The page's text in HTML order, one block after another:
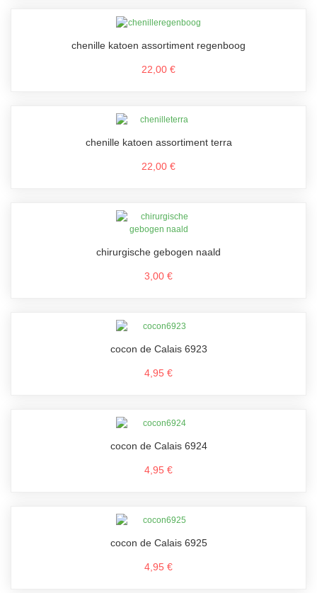
chenille katoen assortiment regenboog
22,00 €
chenille katoen assortiment terra
22,00 €
chirurgische gebogen naald
3,00 €
cocon de Calais 6923
4,95 €
cocon de Calais 6924
4,95 €
cocon de Calais 6925
4,95 €